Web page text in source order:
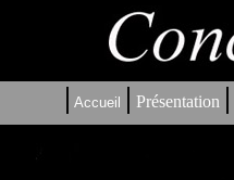
| Accueil | Présentation |